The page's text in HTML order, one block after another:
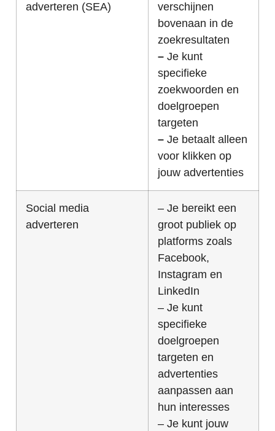
adverteren (SEA)
verschijnen
bovenaan in de
zoekresultaten
– Je kunt
specifieke
zoekwoorden en
doelgroepen
targeten
– Je betaalt alleen
voor klikken op
jouw advertenties
Social media
adverteren
– Je bereikt een
groot publiek op
platforms zoals
Facebook,
Instagram en
LinkedIn
– Je kunt
specifieke
doelgroepen
targeten en
advertenties
aanpassen aan
hun interesses
– Je kunt jouw